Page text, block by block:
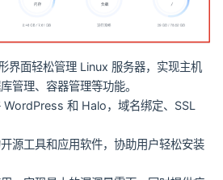
界面轻松管理 Linux 服务器，实现主机
管理、容器管理等功能。
和 Halo，域名绑定、SSL
源工具和应用软件，协助用户轻松安装